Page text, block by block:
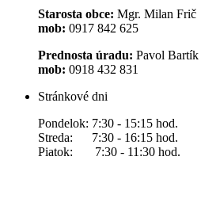
Starosta obce: Mgr. Milan Frič
mob: 0917 842 625
Prednosta úradu: Pavol Bartík
mob: 0918 432 831
Stránkové dni
Pondelok: 7:30 - 15:15 hod.
Streda: 7:30 - 16:15 hod.
Piatok: 7:30 - 11:30 hod.